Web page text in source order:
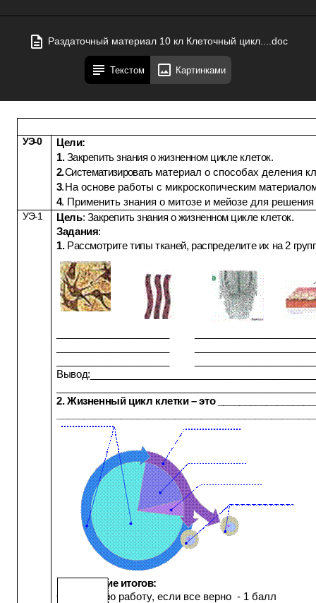
Раздаточный материал 10 кл Клеточный цикл....doc
Текстом Картинками
УЭ-0
Цели:
1.Закрепить знания о жизненном цикле клеток.
2.Систематизировать материал о способах деления
3. На основе работы с микроскопическим
4. Применить знания о митозе и мейозе для
УЭ-1 Цель: Закрепить знания о жизненном цикле клеток.
Задания:
1.Рассмотрите типы тканей, распределите их на 2
2. Жизненный цикл клетки – это
Подведение итогов:
Оцени свою работу, если все верно - 1 балл